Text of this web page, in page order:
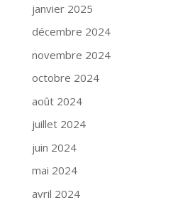
janvier 2025
décembre 2024
novembre 2024
octobre 2024
août 2024
juillet 2024
juin 2024
mai 2024
avril 2024